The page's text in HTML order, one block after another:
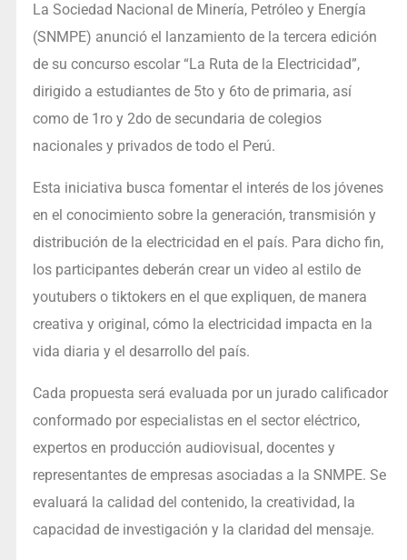
La Sociedad Nacional de Minería, Petróleo y Energía
(SNMPE) anunció el lanzamiento de la tercera edición
de su concurso escolar “La Ruta de la Electricidad”,
dirigido a estudiantes de 5to y 6to de primaria, así
como de 1ro y 2do de secundaria de colegios
nacionales y privados de todo el Perú.
Esta iniciativa busca fomentar el interés de los jóvenes
en el conocimiento sobre la generación, transmisión y
distribución de la electricidad en el país. Para dicho fin,
los participantes deberán crear un video al estilo de
youtubers o tiktokers en el que expliquen, de manera
creativa y original, cómo la electricidad impacta en la
vida diaria y el desarrollo del país.
Cada propuesta será evaluada por un jurado calificador
conformado por especialistas en el sector eléctrico,
expertos en producción audiovisual, docentes y
representantes de empresas asociadas a la SNMPE. Se
evaluará la calidad del contenido, la creatividad, la
capacidad de investigación y la claridad del mensaje.